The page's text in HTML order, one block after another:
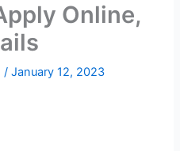
Online,
/January 12, 2023